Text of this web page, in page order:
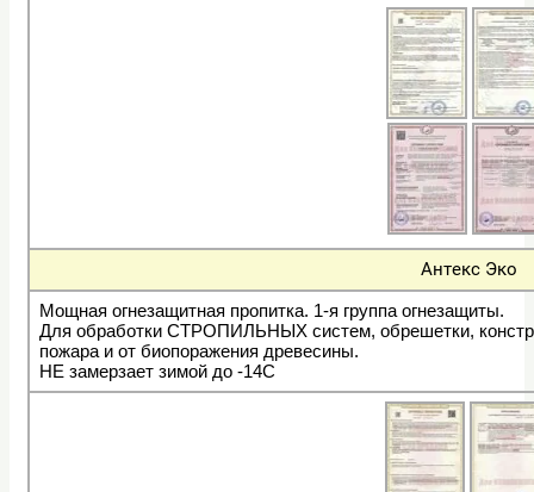
Антекс Эко
Мощная огнезащитная пропитка. 1-я группа огнезащиты.
Для обработки СТРОПИЛЬНЫХ систем, обрешетки,
пожара и от биопоражения древесины.
НЕ замерзает зимой до -14С